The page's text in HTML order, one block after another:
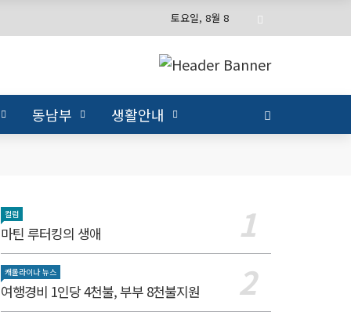
토요일, 8월 8
동남부 생활안내
컬럼
마틴 루터킹의 생애
캐롤라이나 뉴스
여행경비 1인당 4천불, 부부 8천불지원